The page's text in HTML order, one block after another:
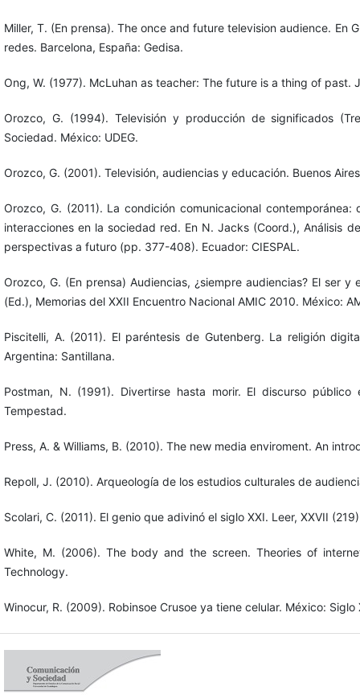
Miller, T. (En prensa). The once and future television audience. En
redes. Barcelona, España: Gedisa.
Ong, W. (1977). McLuhan as teacher: The future is a thing of past.
Orozco, G. (1994). Televisión y producción de significados
Sociedad. México: UDEG.
Orozco, G. (2001). Televisión, audiencias y educación. Buenos
Orozco, G. (2011). La condición comunicacional
interacciones en la sociedad red. En N. Jacks (Coord.), Análisis
perspectivas a futuro (pp. 377-408). Ecuador: CIESPAL.
Orozco, G. (En prensa) Audiencias, ¿siempre audiencias? El ser
(Ed.), Memorias del XXII Encuentro Nacional AMIC 2010. México:
Piscitelli, A. (2011). El paréntesis de Gutenberg. La religión
Argentina: Santillana.
Postman, N. (1991). Divertirse hasta morir. El discurso público
Tempestad.
Press, A. & Williams, B. (2010). The new media enviroment. An
Repoll, J. (2010). Arqueología de los estudios culturales de
Scolari, C. (2011). El genio que adivinó el siglo XXI. Leer, XXVII
White, M. (2006). The body and the screen. Theories of
Technology.
Winocur, R. (2009). Robinsoe Crusoe ya tiene celular. México: Siglo